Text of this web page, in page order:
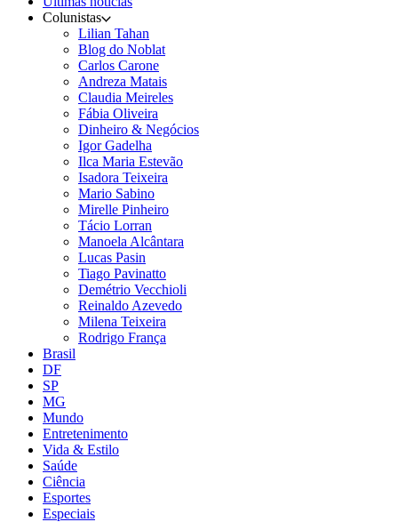
Colunistas
Lilian Tahan
Blog do Noblat
Carlos Carone
Andreza Matais
Claudia Meireles
Fábia Oliveira
Dinheiro & Negócios
Igor Gadelha
Ilca Maria Estevão
Isadora Teixeira
Mario Sabino
Mirelle Pinheiro
Tácio Lorran
Manoela Alcântara
Lucas Pasin
Tiago Pavinatto
Demétrio Vecchioli
Reinaldo Azevedo
Milena Teixeira
Rodrigo França
Brasil
DF
SP
MG
Mundo
Entretenimento
Vida & Estilo
Saúde
Ciência
Esportes
Especiais